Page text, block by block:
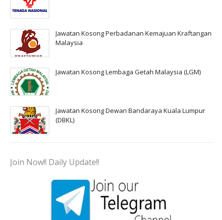
Jawatan Kosong Perbadanan Kemajuan Kraftangan
Malaysia
Jawatan Kosong Lembaga Getah Malaysia (LGM)
Jawatan Kosong Dewan Bandaraya Kuala Lumpur
(DBKL)
Join Now!! Daily Update!!